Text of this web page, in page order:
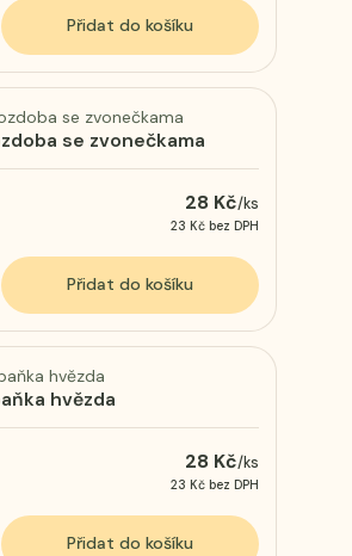
Přidat do košíku
se zvonečkama
28 Kč/ks
23 Kč bez DPH
Přidat do košíku
hvězda
28 Kč/ks
23 Kč bez DPH
Přidat do košíku